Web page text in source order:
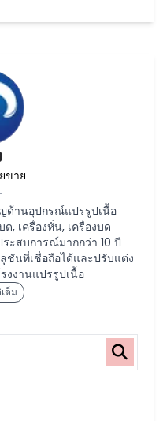
ขาย
ด้านอุปกรณ์แปรรูปเนื้อ
, เครื่องหั่น, เครื่องบด
ะสบการณ์มากกว่า 10 ปี
ชันที่เชื่อถือได้และปรับแต่ง
งงานแปรรูปเนื้อ
ต็ม